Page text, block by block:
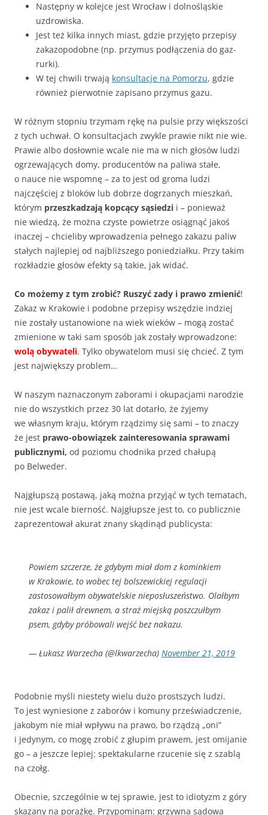
Następny w kolejce jest Wrocław i dolnośląskie
uzdrowiska.
Jest też kilka innych miast, gdzie przyjęto przepisy
zakazopodobne (np. przymus podłączenia do gaz-
rurki).
W tej chwili trwają konsultacje na Pomorzu, gdzie
również pierwotnie zapisano przymus gazu.
W różnym stopniu trzymam rękę na pulsie przy większości
z tych uchwał. O konsultacjach zwykle prawie nikt nie wie.
Prawie albo dosłownie wcale nie ma w nich głosów ludzi
ogrzewających domy, producentów na paliwa stałe,
o nauce nie wspomnę – za to jest od groma ludzi
najczęściej z bloków lub dobrze dogrzanych mieszkań,
którym przeszkadzają kopcący sąsiedzi i – ponieważ
nie wiedzą, że można czyste powietrze osiągnąć jakoś
inaczej – chcieliby wprowadzenia pełnego zakazu paliw
stałych najlepiej od najbliższego poniedziałku. Przy takim
rozkładzie głosów efekty są takie, jak widać.
Co możemy z tym zrobić? Ruszyć zady i prawo zmienić!
Zakaz w Krakowie i podobne przepisy wszędzie indziej
nie zostały ustanowione na wiek wieków – mogą zostać
zmienione w taki sam sposób jak zostały wprowadzone:
wolą obywateli. Tylko obywatelom musi się chcieć. Z tym
jest największy problem…
W naszym naznaczonym zaborami i okupacjami narodzie
nie do wszystkich przez 30 lat dotarło, że żyjemy
we własnym kraju, którym rządzimy się sami – to znaczy
że jest prawo-obowiązek zainteresowania sprawami
publicznymi, od poziomu chodnika przed chałupą
po Belweder.
Najgłupszą postawą, jaką można przyjąć w tych tematach,
nie jest wcale bierność. Najgłupsze jest to, co publicznie
zaprezentował akurat znany skądinąd publicysta:
Powiem szczerze, że gdybym miał dom z kominkiem
w Krakowie, to wobec tej bolszewickiej regulacji
zastosowałbym obywatelskie nieposłuszeństwo. Olałbym
zakaz i palił drewnem, a straż miejską poszczułbym
psem, gdyby próbowali wejść bez nakazu.
— Łukasz Warzecha (@lkwarzecha) November 21, 2019
Podobnie myśli niestety wielu dużo prostszych ludzi.
To jest wyniesione z zaborów i komuny przeświadczenie,
jakobym nie miał wpływu na prawo, bo rządzą „oni”
i jedynym, co mogę zrobić z głupim prawem, jest omijanie
go – a jeszcze lepiej: spektakularne rzucenie się z szablą
na czołg.
Obecnie, szczególnie w tej sprawie, jest to idiotyzm z góry
skazany na porażkę. Przypominam: grzywna sądowa